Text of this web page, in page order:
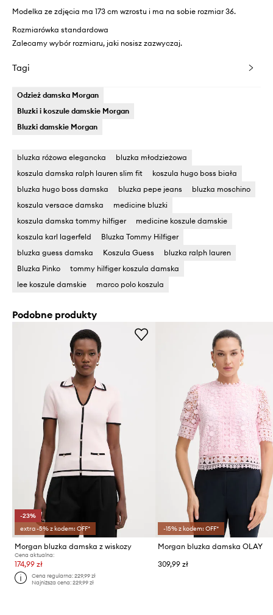
Modelka ze zdjęcia ma 173 cm wzrostu i ma na sobie rozmiar 36.
Rozmiarówka standardowa
Zalecamy wybór rozmiaru, jaki nosisz zazwyczaj.
Tagi
Odzież damska Morgan
Bluzki i koszule damskie Morgan
Bluzki damskie Morgan
bluzka różowa elegancka
bluzka młodzieżowa
koszula damska ralph lauren slim fit
koszula hugo boss biała
bluzka hugo boss damska
bluzka pepe jeans
bluzka moschino
koszula versace damska
medicine bluzki
koszula damska tommy hilfiger
medicine koszule damskie
koszula karl lagerfeld
Bluzka Tommy Hilfiger
bluzka guess damska
Koszula Guess
bluzka ralph lauren
Bluzka Pinko
tommy hilfiger koszula damska
lee koszule damskie
marco polo koszula
Podobne produkty
-23%
extra -5% z kodem: OFF*
Morgan bluzka damska z wiskozy
Cena aktualna:
174,99 zł
Cena regularna:229,99 zł
Najniższa cena:229,99 zł
-15% z kodem: OFF*
Morgan bluzka damska OLAY
309,99 zł